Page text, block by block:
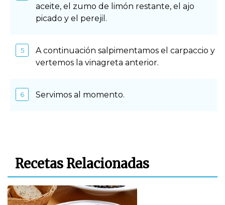
aceite, el zumo de limón restante, el ajo
picado y el perejil.
A continuación salpimentamos el carpaccio y
vertemos la vinagreta anterior.
Servimos al momento.
Recetas Relacionadas